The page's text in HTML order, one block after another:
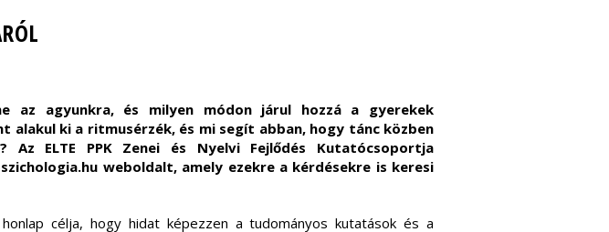
az agyunkra, és milyen módon járul hozzá a gyerekek
alakul ki a ritmusérzék, és mi segít abban, hogy tánc közben
ELTE PPK Zenei és Nyelvi Fejlődés Kutatócsoportja
weboldalt, amely ezekre a kérdésekre is keresi
célja, hogy hidat képezzen a tudományos kutatások és a